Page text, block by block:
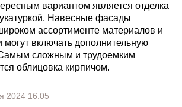
вариантом является отделка
Навесные фасады
ассортименте материалов и
могут включать дополнительную
сложным и трудоемким
облицовка кирпичом.
2024 16:05